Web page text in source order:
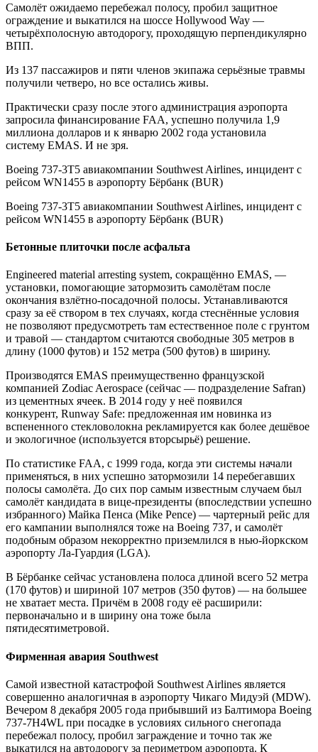
Самолёт ожидаемо перебежал полосу, пробил защитное
ограждение и выкатился на шоссе Hollywood Way —
четырёхполосную автодорогу, проходящую перпендикулярно
ВПП.
Из 137 пассажиров и пяти членов экипажа серьёзные травмы
получили четверо, но все остались живы.
Практически сразу после этого администрация аэропорта
запросила финансирование FAA, успешно получила 1,9
миллиона долларов и к январю 2002 года установила
систему EMAS. И не зря.
Boeing 737-3T5 авиакомпании Southwest Airlines, инцидент с
рейсом WN1455 в аэропорту Бёрбанк (BUR)
Boeing 737-3T5 авиакомпании Southwest Airlines, инцидент с
рейсом WN1455 в аэропорту Бёрбанк (BUR)
Бетонные плиточки после асфальта
Engineered material arresting system, сокращённо EMAS, —
установки, помогающие затормозить самолётам после
окончания взлётно-посадочной полосы. Устанавливаются
сразу за её створом в тех случаях, когда стеснённые условия
не позволяют предусмотреть там естественное поле с грунтом
и травой — стандартом считаются свободные 305 метров в
длину (1000 футов) и 152 метра (500 футов) в ширину.
Производятся EMAS преимущественно французской
компанией Zodiac Aerospace (сейчас — подразделение Safran)
из цементных ячеек. В 2014 году у неё появился
конкурент, Runway Safe: предложенная им новинка из
вспененного стекловолокна рекламируется как более дешёвое
и экологичное (используется вторсырьё) решение.
По статистике FAA, с 1999 года, когда эти системы начали
применяться, в них успешно затормозили 14 перебегавших
полосы самолёта. До сих пор самым известным случаем был
самолёт кандидата в вице-президенты (впоследствии успешно
избранного) Майка Пенса (Mike Pence) — чартерный рейс для
его кампании выполнялся тоже на Boeing 737, и самолёт
подобным образом некорректно приземлился в нью-йоркском
аэропорту Ла-Гуардия (LGA).
В Бёрбанке сейчас установлена полоса длиной всего 52 метра
(170 футов) и шириной 107 метров (350 футов) — на большее
не хватает места. Причём в 2008 году её расширили:
первоначально и в ширину она тоже была
пятидесятиметровой.
Фирменная авария Southwest
Самой известной катастрофой Southwest Airlines является
совершенно аналогичная в аэропорту Чикаго Мидуэй (MDW).
Вечером 8 декабря 2005 года прибывший из Балтимора Boeing
737-7H4WL при посадке в условиях сильного снегопада
перебежал полосу, пробил заграждение и точно так же
выкатился на автодорогу за периметром аэропорта. К